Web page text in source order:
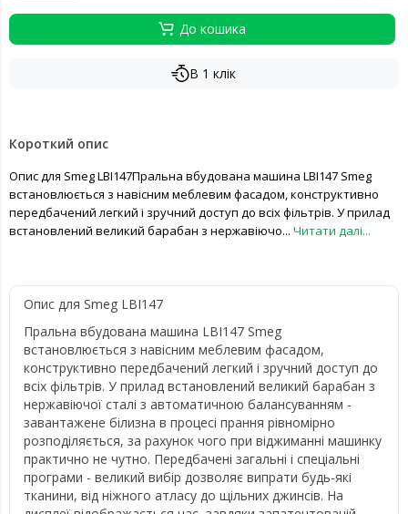
До кошика
В 1 клік
Короткий опис
Опис для Smeg LBI147Пральна вбудована машина LBI147 Smeg
встановлюється з навісним меблевим фасадом, конструктивно
передбачений легкий і зручний доступ до всіх фільтрів. У прилад
встановлений великий барабан з нержавіючо... Читати далі...
Опис для Smeg LBI147
Пральна вбудована машина LBI147 Smeg
встановлюється з навісним меблевим фасадом,
конструктивно передбачений легкий і зручний доступ до
всіх фільтрів. У прилад встановлений великий барабан з
нержавіючої сталі з автоматичною балансуванням -
завантажене білизна в процесі прання рівномірно
розподіляється, за рахунок чого при віджиманні машинку
практично не чутно. Передбачені загальні і спеціальні
програми - великий вибір дозволяє випрати будь-які
тканини, від ніжного атласу до щільних джинсів. На